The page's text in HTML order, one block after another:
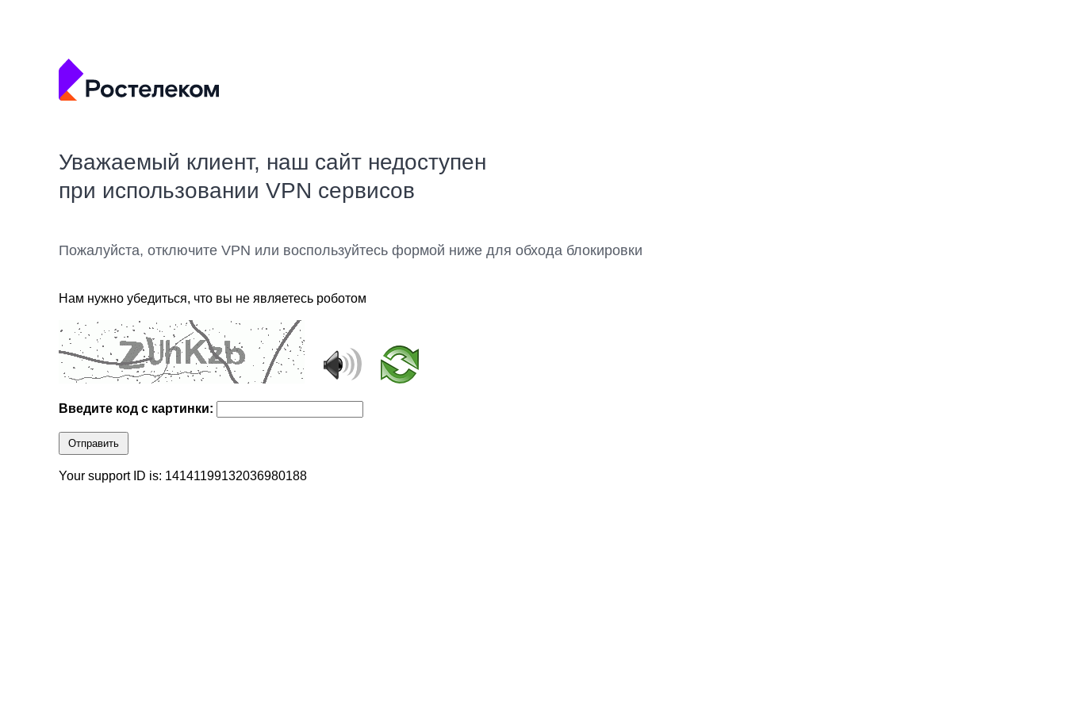
Уважаемый клиент, наш сайт недоступен
при использовании VPN сервисов
Пожалуйста, отключите VPN или воспользуйтесь формой ниже для обхода блокировки
Нам нужно убедиться, что вы не являетесь роботом
Введите код с картинки:
Отправить
Your support ID is: 14141199132036980188